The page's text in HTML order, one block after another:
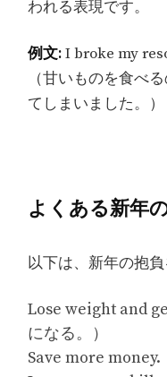
われる表現です。
例文:I broke my
（甘いものを食べ
てしまいました。）
よくある新年
以下は、新年の抱
Lose weight and
になる。）
Save more money.